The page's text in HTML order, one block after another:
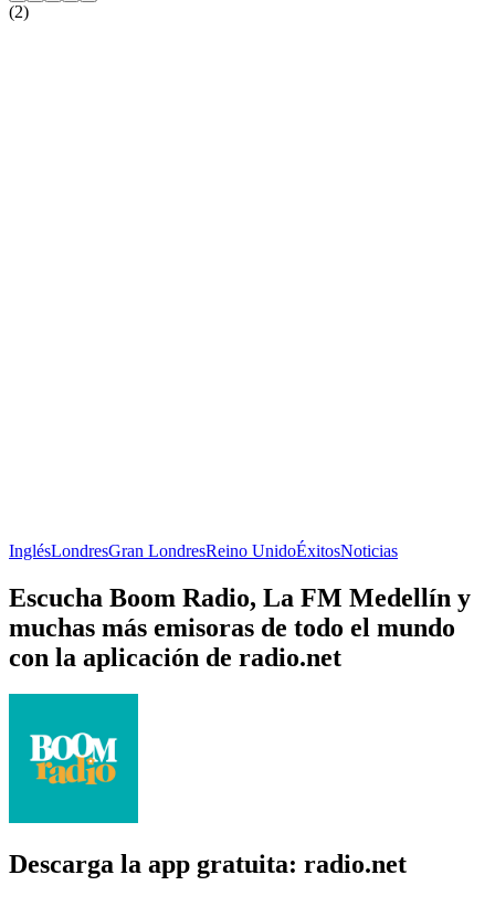
(2)
InglésLondresGran LondresReino UnidoÉxitosNoticias
Escucha Boom Radio, La FM Medellín y
muchas más emisoras de todo el mundo
con la aplicación de radio.net
Descarga la app gratuita: radio.net